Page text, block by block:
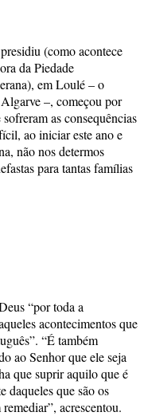
(como acontece
da Piedade
em Loulé – o
–, começou por
as consequências
ao iniciar este ano e
não nos determos
para tantas famílias
“por toda a
acontecimentos que
“É também
ao Senhor que ele seja
que suprir aquilo que é
daqueles que são os
acrescentou.